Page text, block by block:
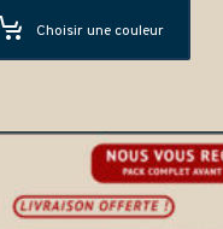
Choisir une couleur